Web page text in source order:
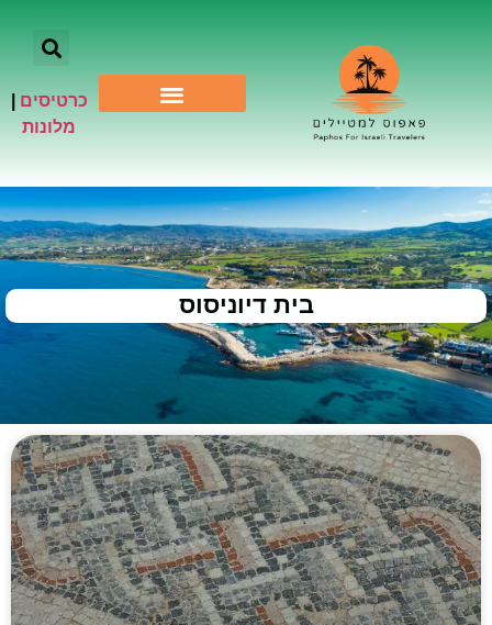
כרטיסים
מלונות
בית דיוניסוס